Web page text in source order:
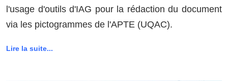
l'usage d'outils d'IAG pour la rédaction du document
via les pictogrammes de l'APTE (UQAC).
Lire la suite...